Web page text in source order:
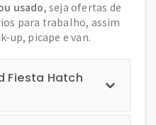
usado, seja ofertas de
para trabalho, assim
up, picape e van.
Fiesta Hatch